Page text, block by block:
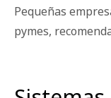
Pequeñas
pymes,